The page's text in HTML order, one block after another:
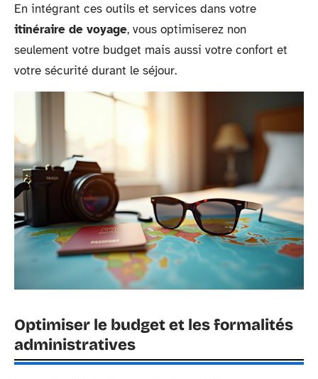
En intégrant ces outils et services dans votre
itinéraire de voyage, vous optimiserez non
seulement votre budget mais aussi votre confort et
votre sécurité durant le séjour.
Optimiser le budget et les formalités
administratives